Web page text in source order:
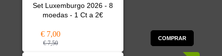
Set Luxemburgo 2026 - 8
moedas - 1 Ct a 2€
€ 7,00
€ 7,50
COMPRAR